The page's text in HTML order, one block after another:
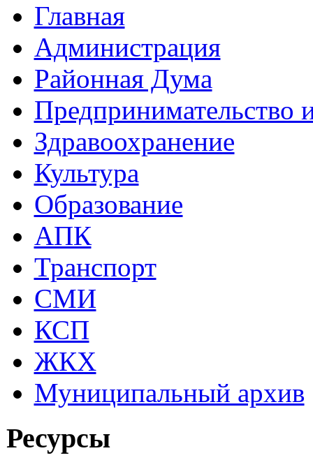
Главная
Администрация
Районная Дума
Предпринимательство
Здравоохранение
Культура
Образование
АПК
Транспорт
СМИ
КСП
ЖКХ
Муниципальный архив
Ресурсы